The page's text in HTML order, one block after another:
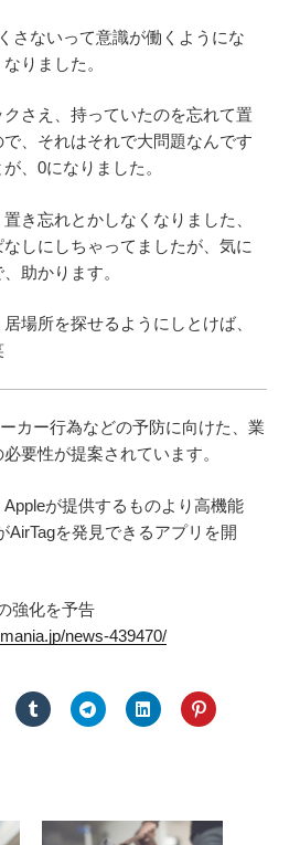
さないって意識が働くようにな
りました。
さえ、持っていたのを忘れて置
、それはそれで大問題なんです
、0になりました。
き忘れとかしなくなりました、
しにしちゃってましたが、気に
助かります。
場所を探せるようにしとけば、
カー行為などの予防に向けた、業
要性が提案されています。
Appleが提供するものより高機能
AirTagを発見できるアプリを開
強化を予告
news-439470/